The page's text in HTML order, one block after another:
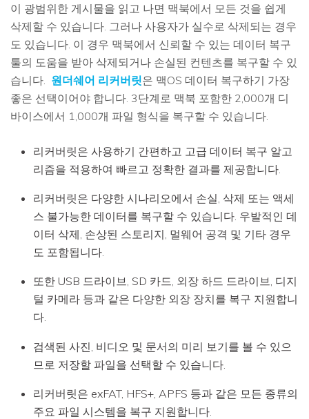
이 광범위한 게시물을 읽고 나면 맥북에서 모든 것을 쉽게
삭제할 수 있습니다. 그러나 사용자가 실수로 삭제되는 경우
도 있습니다. 이 경우 맥북에서 신뢰할 수 있는 데이터 복구
툴의 도움을 받아 삭제되거나 손실된 컨텐츠를 복구할 수 있
습니다. 원더쉐어 리커버릿은 맥OS 데이터 복구하기 가장
좋은 선택이어야 합니다. 3단계로 맥북 포함한 2,000개 디
바이스에서 1,000개 파일 형식을 복구할 수 있습니다.
리커버릿은 사용하기 간편하고 고급 데이터 복구 알고
리즘을 적용하여 빠르고 정확한 결과를 제공합니다.
리커버릿은 다양한 시나리오에서 손실, 삭제 또는 액세
스 불가능한 데이터를 복구할 수 있습니다. 우발적인 데
이터 삭제, 손상된 스토리지, 멀웨어 공격 및 기타 경우
도 포함됩니다.
또한 USB 드라이브, SD 카드, 외장 하드 드라이브, 디지
털 카메라 등과 같은 다양한 외장 장치를 복구 지원합니
다.
검색된 사진, 비디오 및 문서의 미리 보기를 볼 수 있으
므로 저장할 파일을 선택할 수 있습니다.
리커버릿은 exFAT, HFS+, APFS 등과 같은 모든 종류의
주요 파일 시스템을 복구 지원합니다.